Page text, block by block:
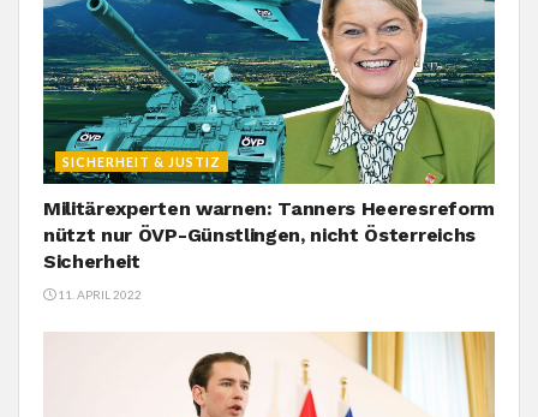
SICHERHEIT & JUSTIZ
Militärexperten warnen: Tanners Heeresreform
nützt nur ÖVP-Günstlingen, nicht Österreichs
Sicherheit
11. APRIL 2022